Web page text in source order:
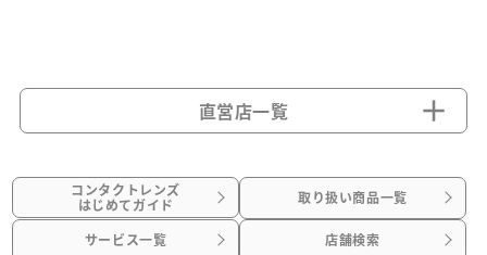
直営店一覧
コンタクトレンズ
はじめてガイド 取り扱い商品一覧
サービス一覧 店舗検索